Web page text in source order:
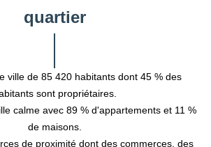
quartier
ville de 85 420 habitants dont 45 % des
sont propriétaires.
calme avec 89 % d'appartements et 11 %
de maisons.
de proximité dont des commerces, des